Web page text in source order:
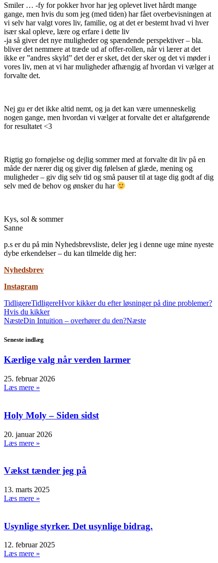
Smiler … -fy for pokker hvor har jeg oplevet livet hårdt mange
gange, men hvis du som jeg (med tiden) har fået overbevisningen at
vi selv har valgt vores liv, familie, og at det er bestemt hvad vi hver
især skal opleve, lære og erfare i dette liv
-ja så giver det nye muligheder og spændende perspektiver – bla.
bliver det nemmere at træde ud af offer-rollen, når vi lærer at det
ikke er ”andres skyld” det der er sket, det der sker og det vi møder i
vores liv, men at vi har muligheder afhængig af hvordan vi vælger at
forvalte det.
Nej gu er det ikke altid nemt, og ja det kan være umenneskelig
nogen gange, men hvordan vi vælger at forvalte det er altafgørende
for resultatet <3
Rigtig go fornøjelse og dejlig sommer med at forvalte dit liv på en
måde der nærer dig og giver dig følelsen af glæde, mening og
muligheder – giv dig selv tid og små pauser til at tage dig godt af dig
selv med de behov og ønsker du har
Kys, sol & sommer
Sanne
p.s er du på min Nyhedsbrevsliste, deler jeg i denne uge mine nyeste
dybe erkendelser – du kan tilmelde dig her:
Nyhedsbrev
Instagram
TidligereTidligereHvor kikker du efter løsninger på dine problemer?
Hvis du kikker
NæsteDin Intuition – overhører du den?Næste
Seneste indlæg
Kærlige valg når verden larmer
25. februar 2026
Læs mere »
Holy Moly – Siden sidst
20. januar 2026
Læs mere »
Vækst tænder jeg på
13. marts 2025
Læs mere »
Usynlige styrker. Det usynlige bidrag.
12. februar 2025
Læs mere »